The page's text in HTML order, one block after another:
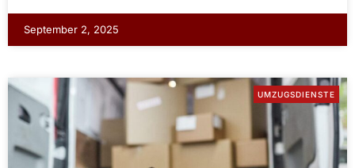
September 2, 2025
UMZUGSDIENSTE